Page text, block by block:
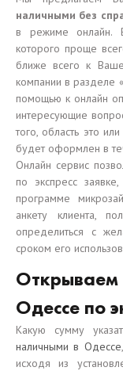
наличными без
в режиме онлайн.
которого проще
ближе всего к
компании в разделе
помощью к онлайн
интересующие
того, область это или
будет оформлен в
Онлайн сервис
по экспресс
программе
анкету клиента,
определиться с
сроком его
Открываем
Одессе по
Какую сумму
наличными в Одессе
исходя из